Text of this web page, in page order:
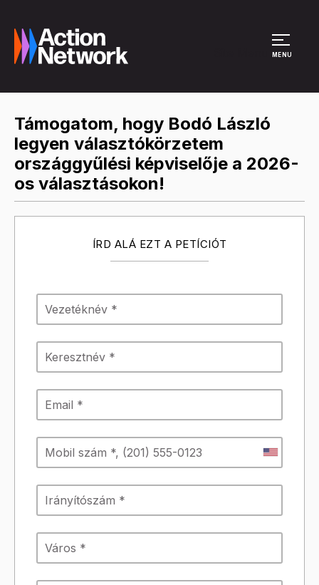
MENU
Támogatom, hogy Bodó László
legyen választókörzetem
országgyűlési képviselője a 2026-
os választásokon!
ÍRD ALÁ EZT A PETÍCIÓT